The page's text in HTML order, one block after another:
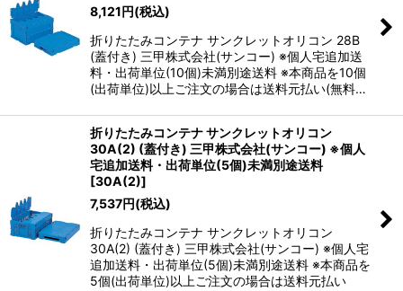
8,121円(税込)
折りたたみコンテナ サンクレットオリコン 28B
(蓋付き) 三甲株式会社(サンコー) ※個人宅追加送
料・出荷単位(10個)未満別途送料 ※本商品を10個
(出荷単位)以上ご注文の場合は送料元払い(無料…
折りたたみコンテナ サンクレットオリコン
30A(2) (蓋付き) 三甲株式会社(サンコー) ※個人
宅追加送料・出荷単位(5個)未満別途送料
[30A(2)]
7,537円(税込)
折りたたみコンテナ サンクレットオリコン
30A(2) (蓋付き) 三甲株式会社(サンコー) ※個人宅
追加送料・出荷単位(5個)未満別途送料 ※本商品を
5個(出荷単位)以上ご注文の場合は送料元払い